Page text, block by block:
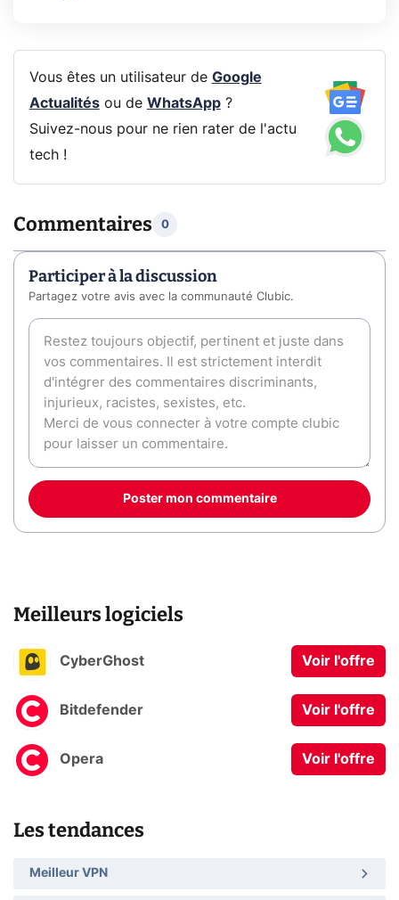
Vous êtes un utilisateur de Google
Actualitésou de WhatsApp?
Suivez-nous pour ne rien rater de l'actu
tech !
Commentaires 0
Participer à la discussion
Partagez votre avis avec la communauté Clubic.
Poster mon commentaire
Meilleurs logiciels
CyberGhost Voir l'offre
Bitdefender Voir l'offre
Opera Voir l'offre
Les tendances
Meilleur VPN